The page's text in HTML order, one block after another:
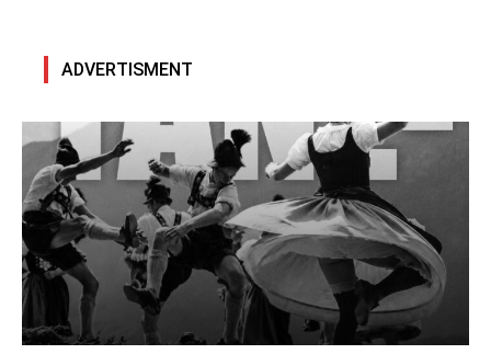
ADVERTISMENT